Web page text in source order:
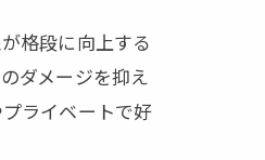
格段に向上する
ダメージを抑え
ライベートで好